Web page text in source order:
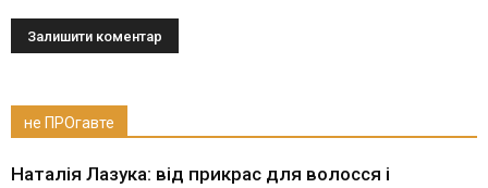
не ПРОгавте
Наталія Лазука: від прикрас для волосся і